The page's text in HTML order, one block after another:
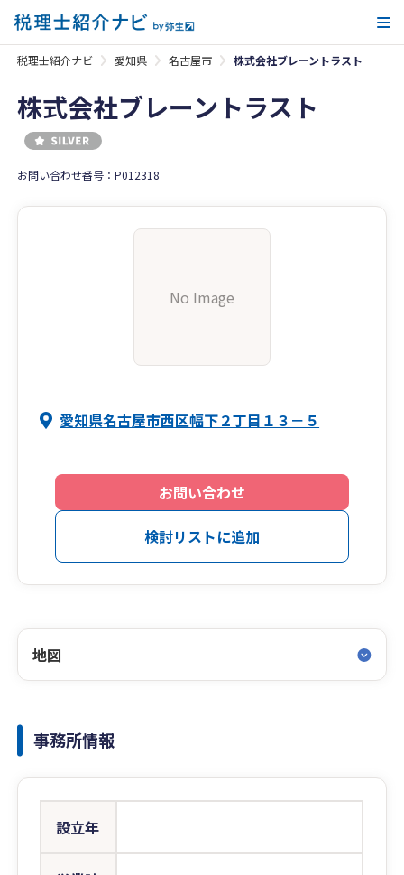
税理士紹介ナビ 愛知県 名古屋市 株式会社ブレーントラスト
株式会社ブレーントラスト
お問い合わせ番号：P012318
No Image
愛知県名古屋市西区幅下２丁目１３－５
お問い合わせ
検討リストに追加
地図
事務所情報
設立年